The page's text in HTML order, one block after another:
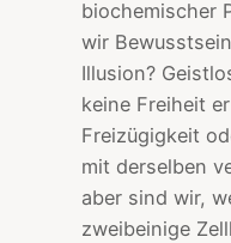
biochemischer
wir
Illusion?
keine Freiheit
Freizügigkeit
mit derselben
aber sind wir,
zweibeinige